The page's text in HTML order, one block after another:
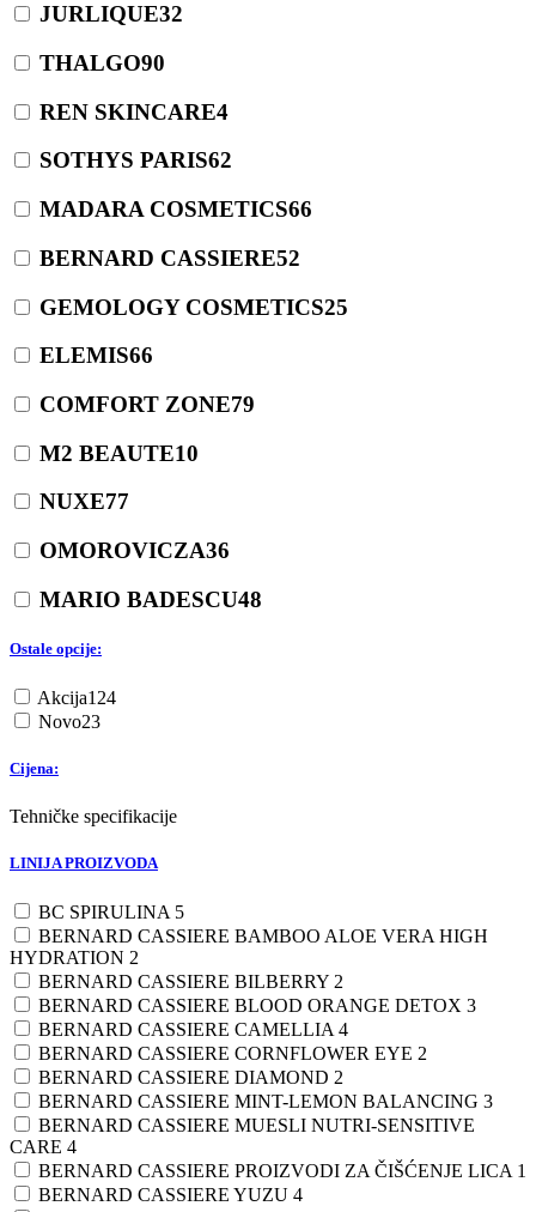
JURLIQUE32
THALGO90
REN SKINCARE4
SOTHYS PARIS62
MADARA COSMETICS66
BERNARD CASSIERE52
GEMOLOGY COSMETICS25
ELEMIS66
COMFORT ZONE79
M2 BEAUTE10
NUXE77
OMOROVICZA36
MARIO BADESCU48
Ostale opcije:
Akcija124
Novo23
Cijena:
Tehničke specifikacije
LINIJA PROIZVODA
BC SPIRULINA 5
BERNARD CASSIERE BAMBOO ALOE VERA HIGH
HYDRATION 2
BERNARD CASSIERE BILBERRY 2
BERNARD CASSIERE BLOOD ORANGE DETOX 3
BERNARD CASSIERE CAMELLIA 4
BERNARD CASSIERE CORNFLOWER EYE 2
BERNARD CASSIERE DIAMOND 2
BERNARD CASSIERE MINT-LEMON BALANCING 3
BERNARD CASSIERE MUESLI NUTRI-SENSITIVE
CARE 4
BERNARD CASSIERE PROIZVODI ZA ČIŠĆENJE LICA 1
BERNARD CASSIERE YUZU 4